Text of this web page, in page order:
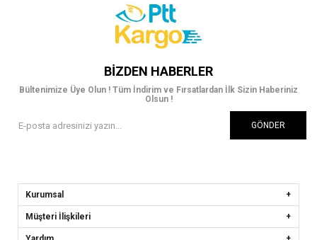
BIZDEN HABERLER
Bültenimize Üye Olun ! Tüm İndirim ve Fırsatlardan İlk Sizin Haberiniz
Olsun !
GÖNDER
Kurumsal
Müşteri İlişkileri